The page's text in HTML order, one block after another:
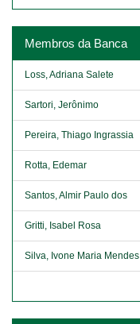
Membros da Banca
Loss, Adriana Salete
Sartori, Jerônimo
Pereira, Thiago Ingrassia
Rotta, Edemar
Santos, Almir Paulo dos
Gritti, Isabel Rosa
Silva, Ivone Maria Mendes